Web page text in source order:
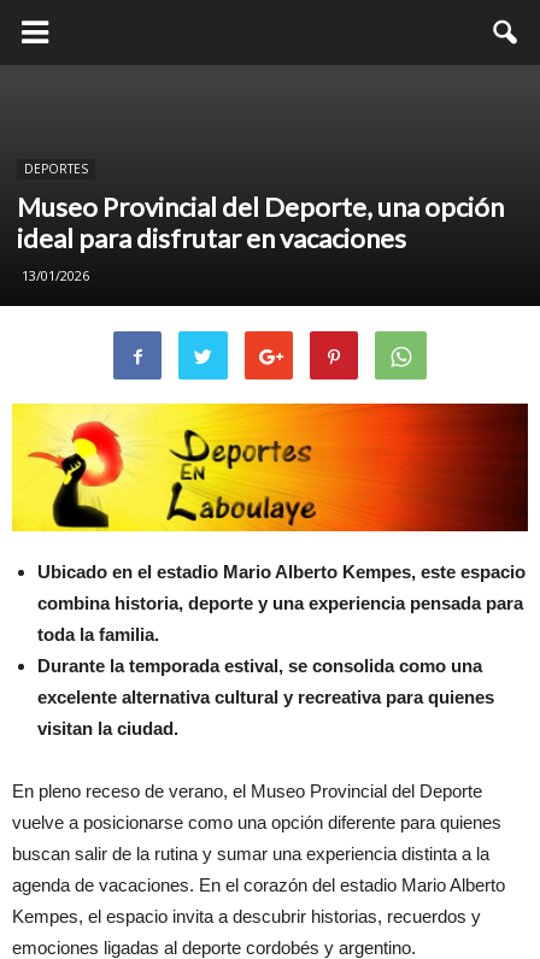
DEPORTES
Museo Provincial del Deporte, una opción
ideal para disfrutar en vacaciones
13/01/2026
Ubicado en el estadio Mario Alberto Kempes, este espacio
combina historia, deporte y una experiencia pensada para
toda la familia.
Durante la temporada estival, se consolida como una
excelente alternativa cultural y recreativa para quienes
visitan la ciudad.
En pleno receso de verano, el Museo Provincial del Deporte
vuelve a posicionarse como una opción diferente para quienes
buscan salir de la rutina y sumar una experiencia distinta a la
agenda de vacaciones. En el corazón del estadio Mario Alberto
Kempes, el espacio invita a descubrir historias, recuerdos y
emociones ligadas al deporte cordobés y argentino.